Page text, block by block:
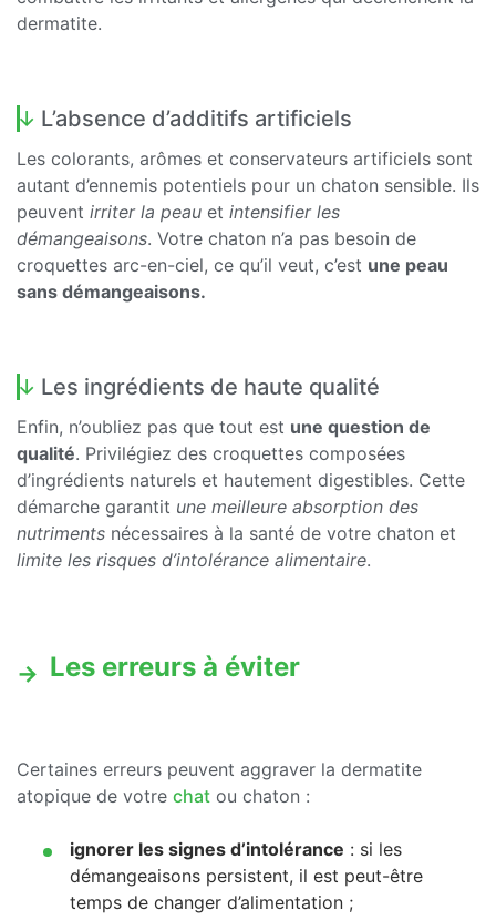
dermatite.
L’absence d’additifs artificiels
Les colorants, arômes et conservateurs artificiels sont
autant d’ennemis potentiels pour un chaton sensible. Ils
peuvent irriter la peau et intensifier les
démangeaisons. Votre chaton n’a pas besoin de
croquettes arc-en-ciel, ce qu’il veut, c’est une peau
sans démangeaisons.
Les ingrédients de haute qualité
Enfin, n’oubliez pas que tout est une question de
qualité. Privilégiez des croquettes composées
d’ingrédients naturels et hautement digestibles. Cette
démarche garantit une meilleure absorption des
nutriments nécessaires à la santé de votre chaton et
limite les risques d’intolérance alimentaire.
Les erreurs à éviter
Certaines erreurs peuvent aggraver la dermatite
atopique de votre chat ou chaton :
ignorer les signes d’intolérance : si les
démangeaisons persistent, il est peut-être
temps de changer d’alimentation ;